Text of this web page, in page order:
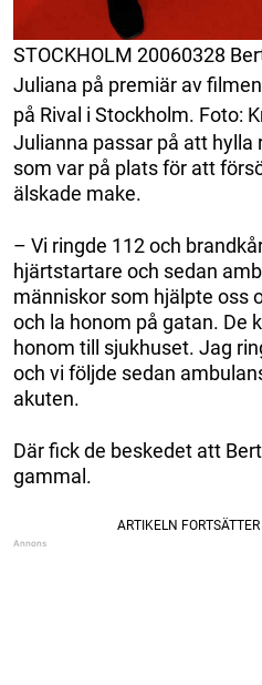
STOCKHOLM 20060328
Juliana på premiär av
på Rival i Stockholm. Foto:
Julianna passar på att hylla
som var på plats för att
älskade make.
– Vi ringde 112 och
hjärtstartare och sedan
människor som hjälpte oss
och la honom på gatan. De
honom till sjukhuset. Jag
och vi följde sedan
akuten.
Där fick de beskedet att
gammal.